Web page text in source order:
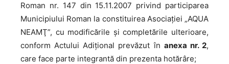
Roman nr. 147 din 15.11.2007 privind participarea
Municipiului Roman la constituirea Asociaţiei „AQUA
NEAMŢ”, cu modificările şi completările ulterioare,
conform Actului Adiţional prevăzut în anexa nr. 2,
care face parte integrantă din prezenta hotărâre;